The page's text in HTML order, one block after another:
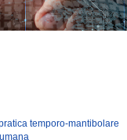
temporo-mantibolare